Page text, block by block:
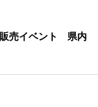
販売イベント 県内